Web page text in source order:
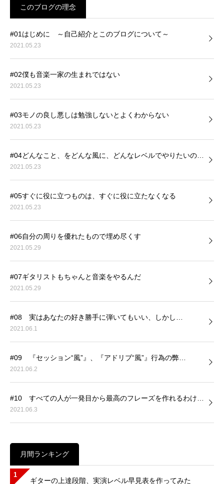
このブログの理念
#01はじめに ～自己紹介とこのブログについて～
2021.05.23
#02僕も音楽一家の生まれではない
2021.05.23
#03モノの良し悪しは勉強しないとよくわからない
2021.05.23
#04どんなこと、をどんな風に、どんなレベルでやりたいの…
2021.05.23
#05すぐに役に立つものは、すぐに役に立たなくなる
2021.05.23
#06自分の周りを優れたもので埋め尽くす
2021.05.29
#07ギタリストもちゃんと音楽をやるんだ
2021.05.29
#08 実はあなたの好き勝手に弾いてもいい、しかし…
2021.06.1
#09 『セッション“風”』、『アドリブ“風”』行為の弊…
2021.06.2
#10 すべての人が一発目から最高のフレーズを作れるわけ…
2021.06.3
月間ランキング
1
ギターの上達段階、実演レベル早見表を作ってみた